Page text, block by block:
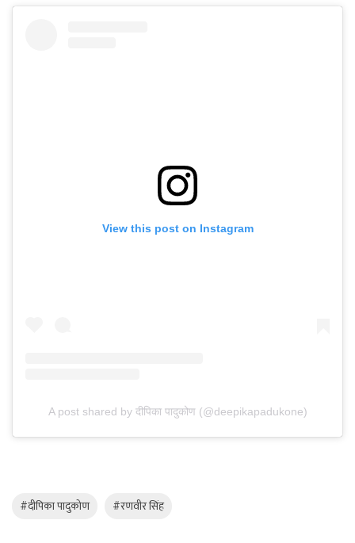
View this post on Instagram
A post shared by दीपिका पादुकोण (@deepikapadukone)
#दीपिका पादुकोण #रणवीर सिंह